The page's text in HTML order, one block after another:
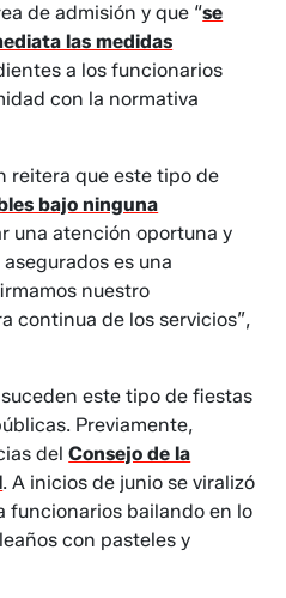
de admisión y que “se
las medidas
a los funcionarios
con la normativa
reitera que este tipo de
bajo ninguna
una atención oportuna y
es una
nuestro
continua de los servicios”,
este tipo de fiestas
Previamente,
delConsejo de la
. A inicios de junio se viralizó
funcionarios bailando en lo
con pasteles y